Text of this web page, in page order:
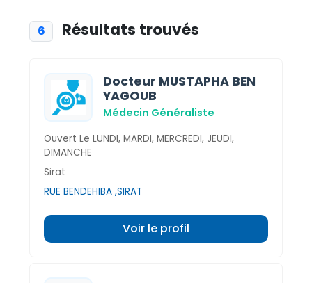
6 Résultats trouvés
Docteur MUSTAPHA BEN
YAGOUB
Médecin Généraliste
Ouvert Le LUNDI, MARDI, MERCREDI, JEUDI,
DIMANCHE
Sirat
RUE BENDEHIBA ,SIRAT
Voir le profil